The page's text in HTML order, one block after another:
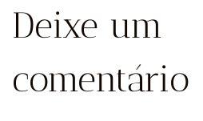
Deixe um
comentário